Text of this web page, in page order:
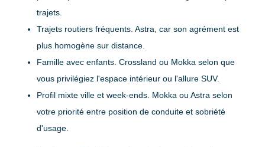
trajets.
Trajets routiers fréquents . Astra, car son agrément est
plus homogène sur distance.
Famille avec enfants . Crossland ou Mokka selon que
vous privilégiez l'espace intérieur ou l'allure SUV.
Profil mixte ville et week-ends . Mokka ou Astra selon
votre priorité entre position de conduite et sobriété
d'usage.